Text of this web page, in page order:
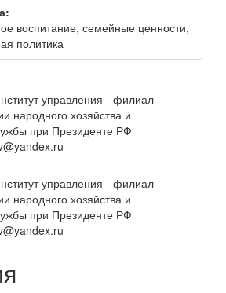
воспитание, семейные ценности,
политика
управления - филиал
народного хозяйства и
при Президенте РФ
управления - филиал
народного хозяйства и
при Президенте РФ